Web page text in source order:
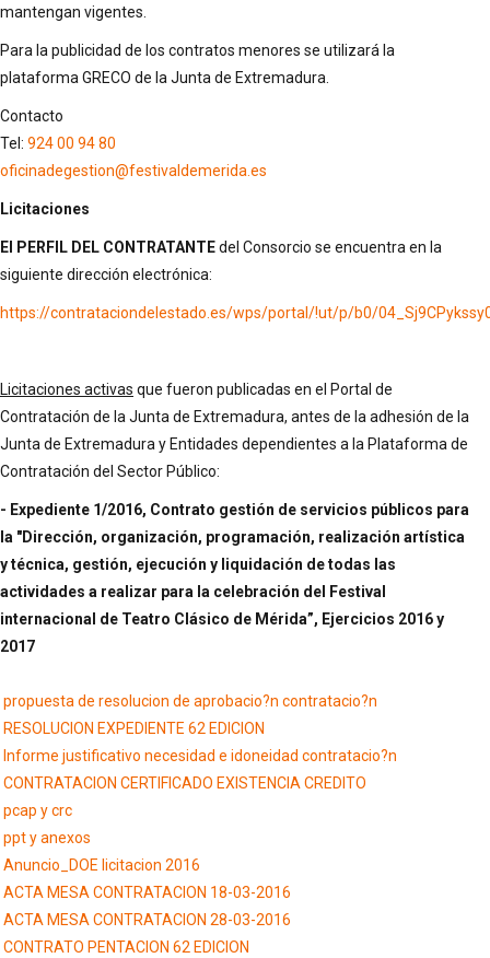
mantengan vigentes.
Para la publicidad de los contratos menores se utilizará la
plataforma GRECO de la Junta de Extremadura.
Contacto
Tel: 924 00 94 80
oficinadegestion@festivaldemerida.es
Licitaciones
El PERFIL DEL CONTRATANTEdel Consorcio se encuentra en la
siguiente dirección electrónica:
https://contrataciondelestado.es/wps/portal/!ut/p/b0/
Licitaciones activas que fueron publicadas en el Portal de
Contratación de la Junta de Extremadura, antes de la adhesión de la
Junta de Extremadura y Entidades dependientes a la Plataforma de
Contratación del Sector Público:
- Expediente 1/2016, Contrato gestión de servicios públicos para
la "Dirección, organización, programación, realización artística
y técnica, gestión, ejecución y liquidación de todas las
actividades a realizar para la celebración del Festival
internacional de Teatro Clásico de Mérida”, Ejercicios 2016 y
2017
propuesta de resolucion de aprobacio?n contratacio?n
RESOLUCION EXPEDIENTE 62 EDICION
Informe justificativo necesidad e idoneidad contratacio?n
CONTRATACION CERTIFICADO EXISTENCIA CREDITO
pcap y crc
ppt y anexos
Anuncio_DOE licitacion 2016
ACTA MESA CONTRATACION 18-03-2016
ACTA MESA CONTRATACION 28-03-2016
CONTRATO PENTACION 62 EDICION